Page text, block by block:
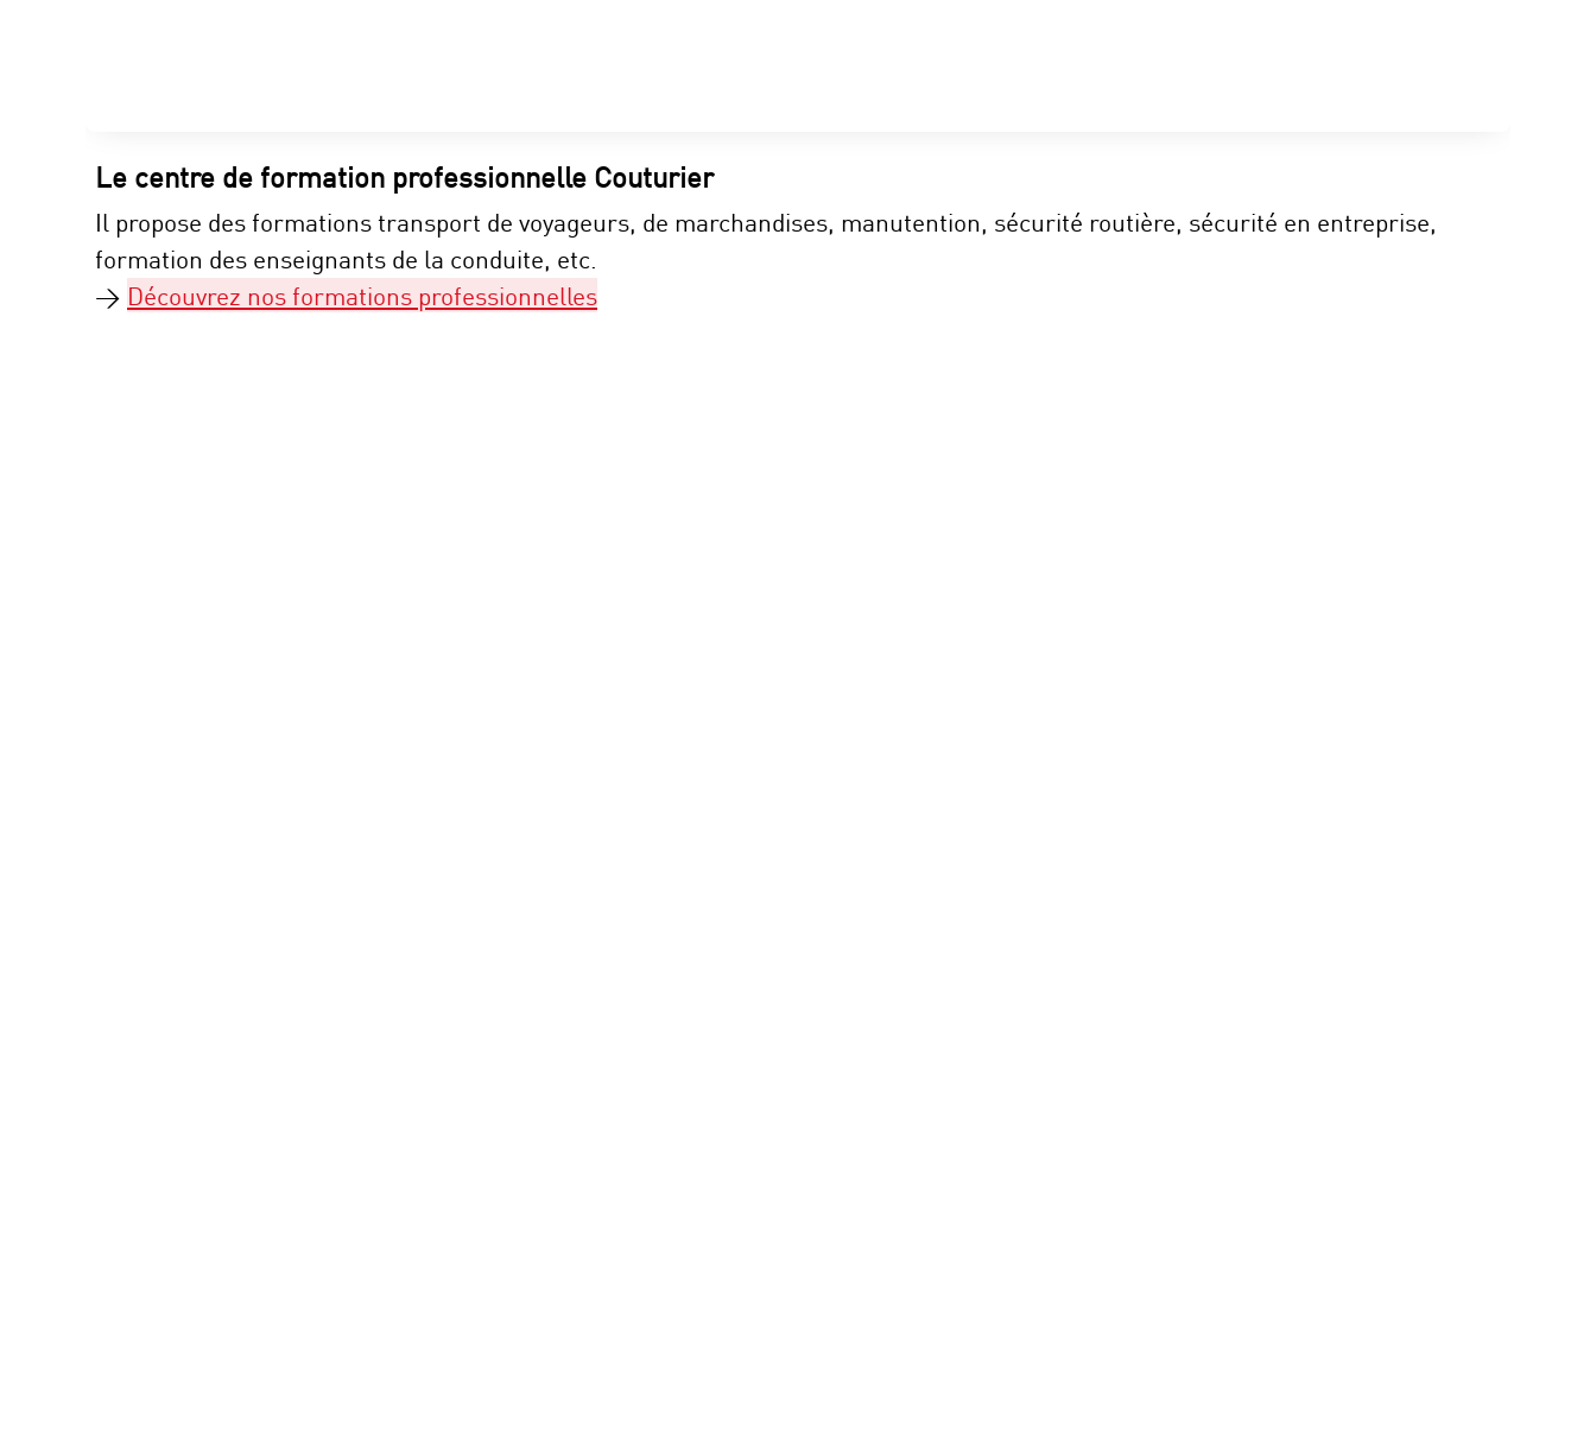
Le centre de formation professionnelle Couturier
Il propose des formations transport de voyageurs, de marchandises, manutention, sécurité routière, sécurité en entreprise,
formation des enseignants de la conduite, etc.
> Découvrez nos formations professionnelles